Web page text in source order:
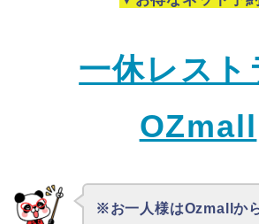
一休レスト
OZmall
※お一人様はOzmallか